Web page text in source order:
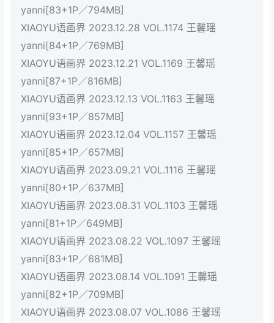
yanni[83+1P／794MB]
XIAOYU语画界 2023.12.28 VOL.1174 王馨瑶
yanni[84+1P／769MB]
XIAOYU语画界 2023.12.21 VOL.1169 王馨瑶
yanni[87+1P／816MB]
XIAOYU语画界 2023.12.13 VOL.1163 王馨瑶
yanni[93+1P／857MB]
XIAOYU语画界 2023.12.04 VOL.1157 王馨瑶
yanni[85+1P／657MB]
XIAOYU语画界 2023.09.21 VOL.1116 王馨瑶
yanni[80+1P／637MB]
XIAOYU语画界 2023.08.31 VOL.1103 王馨瑶
yanni[81+1P／649MB]
XIAOYU语画界 2023.08.22 VOL.1097 王馨瑶
yanni[83+1P／681MB]
XIAOYU语画界 2023.08.14 VOL.1091 王馨瑶
yanni[82+1P／709MB]
XIAOYU语画界 2023.08.07 VOL.1086 王馨瑶